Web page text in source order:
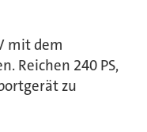
mit dem
Reichen 240 PS,
zu